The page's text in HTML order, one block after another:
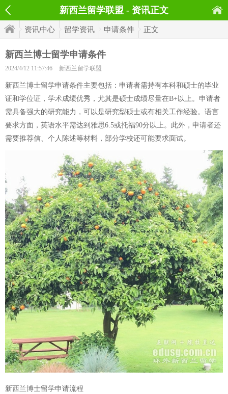
新西兰留学联盟 - 资讯正文
资讯中心 留学资讯 申请条件 正文
新西兰博士留学申请条件
2024/4/12 11:57:46 新西兰留学联盟
新西兰博士留学申请条件主要包括：申请者需持有本科和硕士的毕业
证和学位证，学术成绩优秀，尤其是硕士成绩尽量在B+以上。申请者
需具备强大的研究能力，可以是研究型硕士或有相关工作经验。语言
要求方面，英语水平需达到雅思6.5或托福90分以上。此外，申请者还
需要推荐信、个人陈述等材料，部分学校还可能要求面试。
新西兰博士留学申请流程